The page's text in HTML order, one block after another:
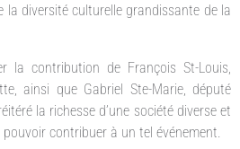
la diversité culturelle grandissante de la
la contribution de François St-Louis,
ainsi que Gabriel Ste-Marie, député
la richesse d’une société diverse et
contribuer à un tel événement.